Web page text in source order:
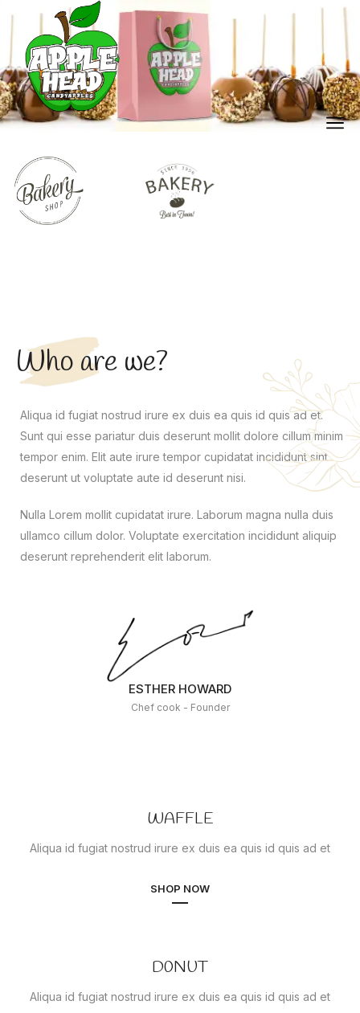
Who are we?
Aliqua id fugiat nostrud irure ex duis ea quis id quis ad et.
Sunt qui esse pariatur duis deserunt mollit dolore cillum minim
tempor enim. Elit aute irure tempor cupidatat incididunt sint
deserunt ut voluptate aute id deserunt nisi.
Nulla Lorem mollit cupidatat irure. Laborum magna nulla duis
ullamco cillum dolor. Voluptate exercitation incididunt aliquip
deserunt reprehenderit elit laborum.
ESTHER HOWARD
Chef cook - Founder
WAFFLE
Aliqua id fugiat nostrud irure ex duis ea quis id quis ad et
SHOP NOW
D0NUT
Aliqua id fugiat nostrud irure ex duis ea quis id quis ad et